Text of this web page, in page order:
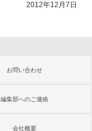
2012年12月7日
お問い合わせ
編集部へのご連絡
会社概要